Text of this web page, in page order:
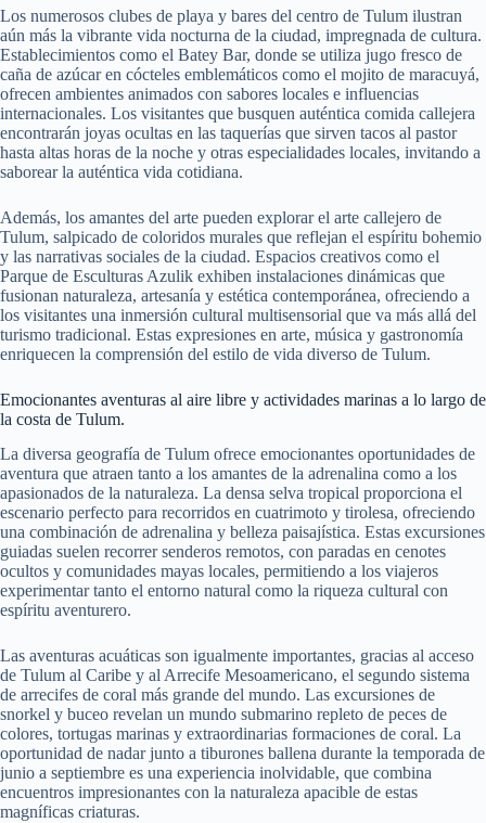
Los numerosos clubes de playa y bares del centro de Tulum ilustran
aún más la vibrante vida nocturna de la ciudad, impregnada de cultura.
Establecimientos como el Batey Bar, donde se utiliza jugo fresco de
caña de azúcar en cócteles emblemáticos como el mojito de maracuyá,
ofrecen ambientes animados con sabores locales e influencias
internacionales. Los visitantes que busquen auténtica comida callejera
encontrarán joyas ocultas en las taquerías que sirven tacos al pastor
hasta altas horas de la noche y otras especialidades locales, invitando a
saborear la auténtica vida cotidiana.
Además, los amantes del arte pueden explorar el arte callejero de
Tulum, salpicado de coloridos murales que reflejan el espíritu bohemio
y las narrativas sociales de la ciudad. Espacios creativos como el
Parque de Esculturas Azulik exhiben instalaciones dinámicas que
fusionan naturaleza, artesanía y estética contemporánea, ofreciendo a
los visitantes una inmersión cultural multisensorial que va más allá del
turismo tradicional. Estas expresiones en arte, música y gastronomía
enriquecen la comprensión del estilo de vida diverso de Tulum.
Emocionantes aventuras al aire libre y actividades marinas a lo largo de
la costa de Tulum.
La diversa geografía de Tulum ofrece emocionantes oportunidades de
aventura que atraen tanto a los amantes de la adrenalina como a los
apasionados de la naturaleza. La densa selva tropical proporciona el
escenario perfecto para recorridos en cuatrimoto y tirolesa, ofreciendo
una combinación de adrenalina y belleza paisajística. Estas excursiones
guiadas suelen recorrer senderos remotos, con paradas en cenotes
ocultos y comunidades mayas locales, permitiendo a los viajeros
experimentar tanto el entorno natural como la riqueza cultural con
espíritu aventurero.
Las aventuras acuáticas son igualmente importantes, gracias al acceso
de Tulum al Caribe y al Arrecife Mesoamericano, el segundo sistema
de arrecifes de coral más grande del mundo. Las excursiones de
snorkel y buceo revelan un mundo submarino repleto de peces de
colores, tortugas marinas y extraordinarias formaciones de coral. La
oportunidad de nadar junto a tiburones ballena durante la temporada de
junio a septiembre es una experiencia inolvidable, que combina
encuentros impresionantes con la naturaleza apacible de estas
magníficas criaturas.